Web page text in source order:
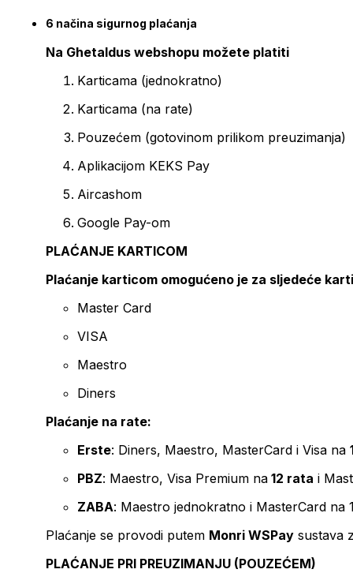
6 načina sigurnog plaćanja
Na Ghetaldus webshopu možete platiti
Karticama (jednokratno)
Karticama (na rate)
Pouzećem (gotovinom prilikom preuzimanja)
Aplikacijom KEKS Pay
Aircashom
Google Pay-om
PLAĆANJE KARTICOM
Plaćanje karticom omogućeno je za sljedeće
Master Card
VISA
Maestro
Diners
Plaćanje na rate:
Erste: Diners, Maestro, MasterCard i Visa na
PBZ: Maestro, Visa Premium na 12 rata i
ZABA: Maestro jednokratno i MasterCard na
Plaćanje se provodi putem Monri WSPay sustava
PLAĆANJE PRI PREUZIMANJU (POUZEĆEM)